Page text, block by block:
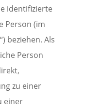
identifizierte
Person (im
beziehen. Als
Person
zu einer
einer